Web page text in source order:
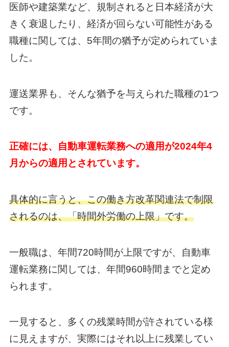
医師や建築業など、規制されると日本経済が大
きく衰退したり、経済が回らない可能性がある
職種に関しては、5年間の猶予が定められていま
した。
運送業界も、そんな猶予を与えられた職種の1つ
です。
正確には、自動車運転業務への適用が2024年4
月からの適用とされています。
具体的に言うと、この働き方改革関連法で制限
されるのは、「時間外労働の上限」です。
一般職は、年間720時間が上限ですが、自動車
運転業務に関しては、年間960時間までと定め
られます。
一見すると、多くの残業時間が許されている様
に見えますが、実際にはそれ以上に残業してい